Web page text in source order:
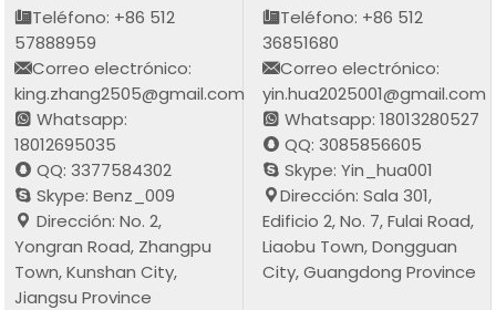
Teléfono: +86 512
57888959
Correo electrónico:
king.zhang2505@gmail.com
Whatsapp:
18012695035
QQ: 3377584302
Skype: Benz_009
Dirección: No. 2,
Yongran Road, Zhangpu
Town, Kunshan City,
Jiangsu Province
Teléfono: +86 512
36851680
Correo electrónico:
yin.hua2025001@gmail.com
Whatsapp: 18013280527
QQ: 3085856605
Skype: Yin_hua001
Dirección: Sala 301,
Edificio 2, No. 7, Fulai Road,
Liaobu Town, Dongguan
City, Guangdong Province